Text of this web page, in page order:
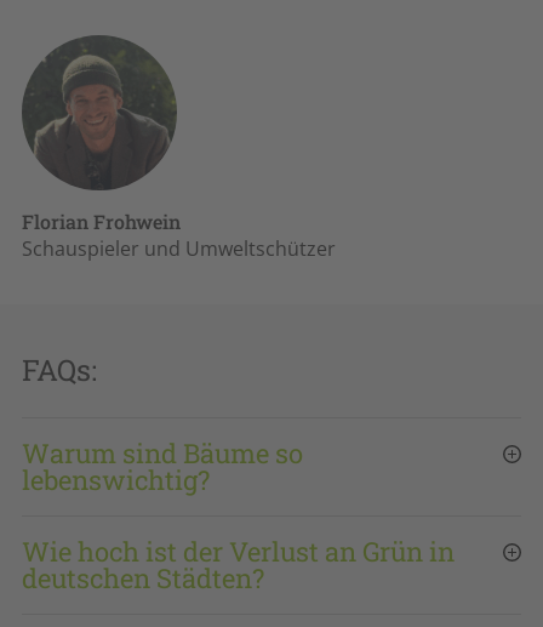
Florian Frohwein
Schauspieler und Umweltschützer
FAQs:
Warum sind Bäume so
lebenswichtig?
Wie hoch ist der Verlust an Grün in
deutschen Städten?